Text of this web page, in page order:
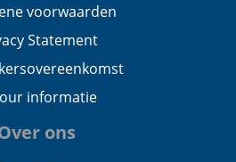
voorwaarden
Statement
informatie
ons